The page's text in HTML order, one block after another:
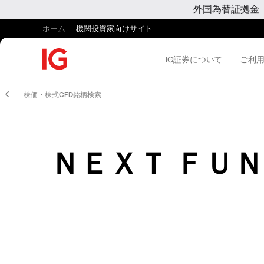
外国為替証拠金
ホーム 機関投資家向けサイト
IG証券について ご利
株価・株式CFD銘柄検索
ＮＥＸＴ ＦＵ